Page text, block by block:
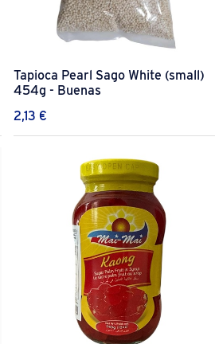
Tapioca Pearl Sago White (small)
454g - Buenas
2,13 €